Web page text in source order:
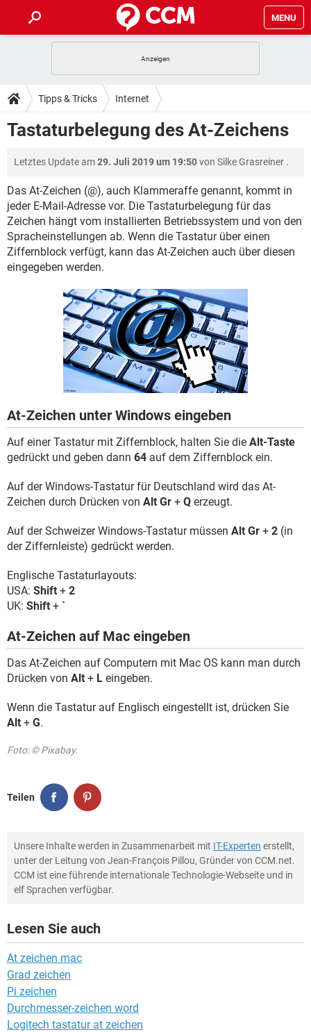
MENU
ANDROID
WINDOWS 10 INSTAGRAM
TIPPS & TRICKS
SPIELE
ANDROID IOS
WINDOWS 10 INSTAGRAM
WHATSAPP TIKTOK
FACEBOOK HARDWARE
DOWNLOADS
WINDOWS 10 INSTAGRAM
WHATSAPP TIKTOK
FACEBOOK
FORUM
SPIELE STREAMING
ANDROID IOS
WINDOWS 10 INSTAGRAM
WHATSAPP TIKTOK
LEXIKON
SPIELE STREAMING
ANDROID
WINDOWS 10
TIKTOK
HARDWARE
Tipps & Tricks Internet
Tastaturbelegung des At-Zeichens
Letztes Update am29. Juli 2019 um 19:50von Silke Grasreiner .
Das At-Zeichen (@), auch Klammeraffe genannt, kommt in
jeder E-Mail-Adresse vor. Die Tastaturbelegung für das
Zeichen hängt vom installierten Betriebssystem und von den
Spracheinstellungen ab. Wenn die Tastatur über einen
Ziffernblock verfügt, kann das At-Zeichen auch über diesen
eingegeben werden.
At-Zeichen unter Windows eingeben
Auf einer Tastatur mit Ziffernblock, halten Sie die Alt-Taste
gedrückt und geben dann 64 auf dem Ziffernblock ein.
Auf der Windows-Tastatur für Deutschland wird das At-
Zeichen durch Drücken von Alt Gr + Q erzeugt.
Auf der Schweizer Windows-Tastatur müssen Alt Gr + 2 (in
der Ziffernleiste) gedrückt werden.
Englische Tastaturlayouts:
USA: Shift + 2
UK: Shift + `
At-Zeichen auf Mac eingeben
Das At-Zeichen auf Computern mit Mac OS kann man durch
Drücken von Alt + L eingeben.
Wenn die Tastatur auf Englisch eingestellt ist, drücken Sie
Alt + G.
Foto: © Pixabay.
Teilen
Unsere Inhalte werden in Zusammenarbeit mit IT-Experten erstellt,
unter der Leitung von Jean-François Pillou, Gründer von CCM.net.
CCM ist eine führende internationale Technologie-Webseite und in
elf Sprachen verfügbar.
Lesen Sie auch
At zeichen mac
Grad zeichen
Pi zeichen
Durchmesser-zeichen word
Logitech tastatur at zeichen